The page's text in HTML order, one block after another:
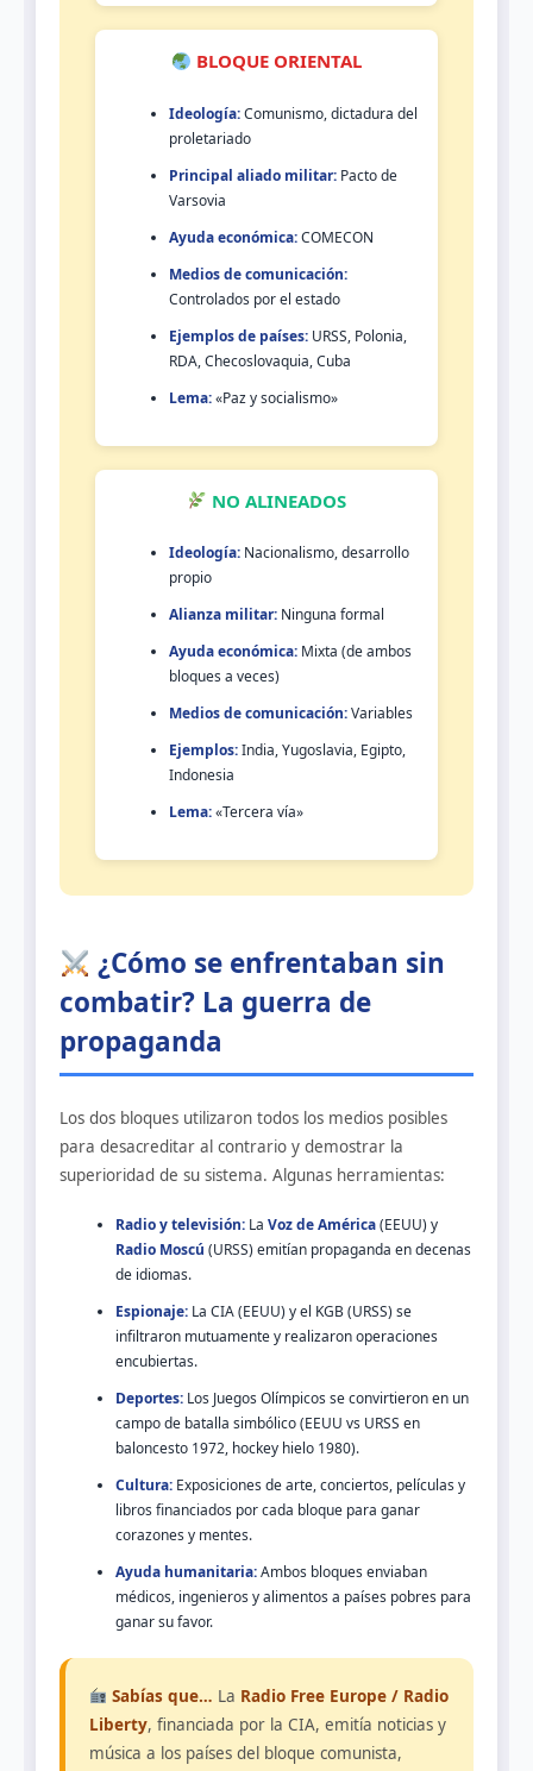
BLOQUE ORIENTAL
Ideología:Comunismo, dictadura del
proletariado
Principal aliado militar: Pacto de
Varsovia
Ayuda económica:COMECON
Medios de comunicación:
Controlados por el estado
Ejemplos de países: URSS, Polonia,
RDA, Checoslovaquia, Cuba
Lema:«Paz y socialismo»
NO ALINEADOS
Ideología: Nacionalismo, desarrollo
propio
Alianza militar: Ninguna formal
Ayuda económica: Mixta (de ambos
bloques a veces)
Medios de comunicación:Variables
Ejemplos:India, Yugoslavia, Egipto,
Indonesia
Lema:«Tercera vía»
¿Cómo se enfrentaban sin
combatir? La guerra de
propaganda
Los dos bloques utilizaron todos los medios posibles
para desacreditar al contrario y demostrar la
superioridad de su sistema. Algunas herramientas:
Radio y televisión: La Voz de América(EEUU) y
Radio Moscú (URSS) emitían propaganda en decenas
de idiomas.
Espionaje: La CIA (EEUU) y el KGB (URSS) se
infiltraron mutuamente y realizaron operaciones
encubiertas.
Deportes: Los Juegos Olímpicos se convirtieron en un
campo de batalla simbólico (EEUU vs URSS en
baloncesto 1972, hockey hielo 1980).
Cultura: Exposiciones de arte, conciertos, películas y
libros financiados por cada bloque para ganar
corazones y mentes.
Ayuda humanitaria:Ambos bloques enviaban
médicos, ingenieros y alimentos a países pobres para
ganar su favor.
Sabías que… La Radio Free Europe / Radio
Liberty, financiada por la CIA, emitía noticias y
música a los países del bloque comunista,